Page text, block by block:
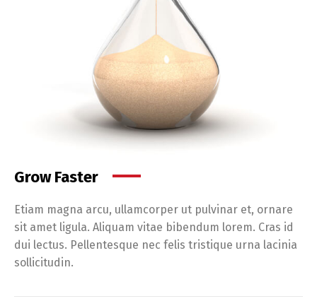
Grow Faster
Etiam magna arcu, ullamcorper ut pulvinar et, ornare
sit amet ligula. Aliquam vitae bibendum lorem. Cras id
dui lectus. Pellentesque nec felis tristique urna lacinia
sollicitudin.